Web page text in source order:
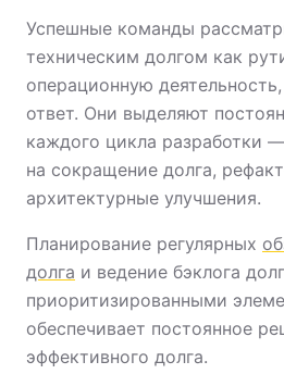
Успешные команды
техническим долгом как
операционную
ответ. Они выделяют
каждого цикла разработки
на сокращение долга,
архитектурные улучшения.
Планирование регулярных
долга и ведение бэклога
приоритизированными
обеспечивает постоянное
эффективного долга.